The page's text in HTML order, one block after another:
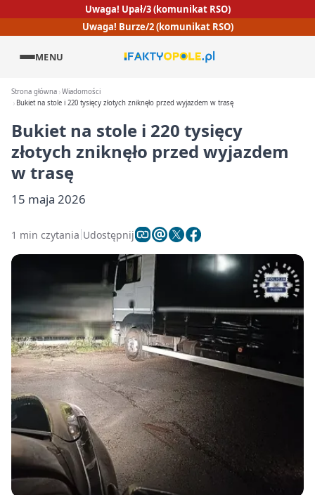
Uwaga! Upał/3 (komunikat RSO)
Uwaga! Burze/2 (komunikat RSO)
MENU
Strona główna Wiadomości
Bukiet na stole i 220 tysięcy złotych zniknęło przed wyjazdem w trasę
Bukiet na stole i 220 tysięcy
złotych zniknęło przed wyjazdem
w trasę
15 maja 2026
1 min czytania Udostępnij